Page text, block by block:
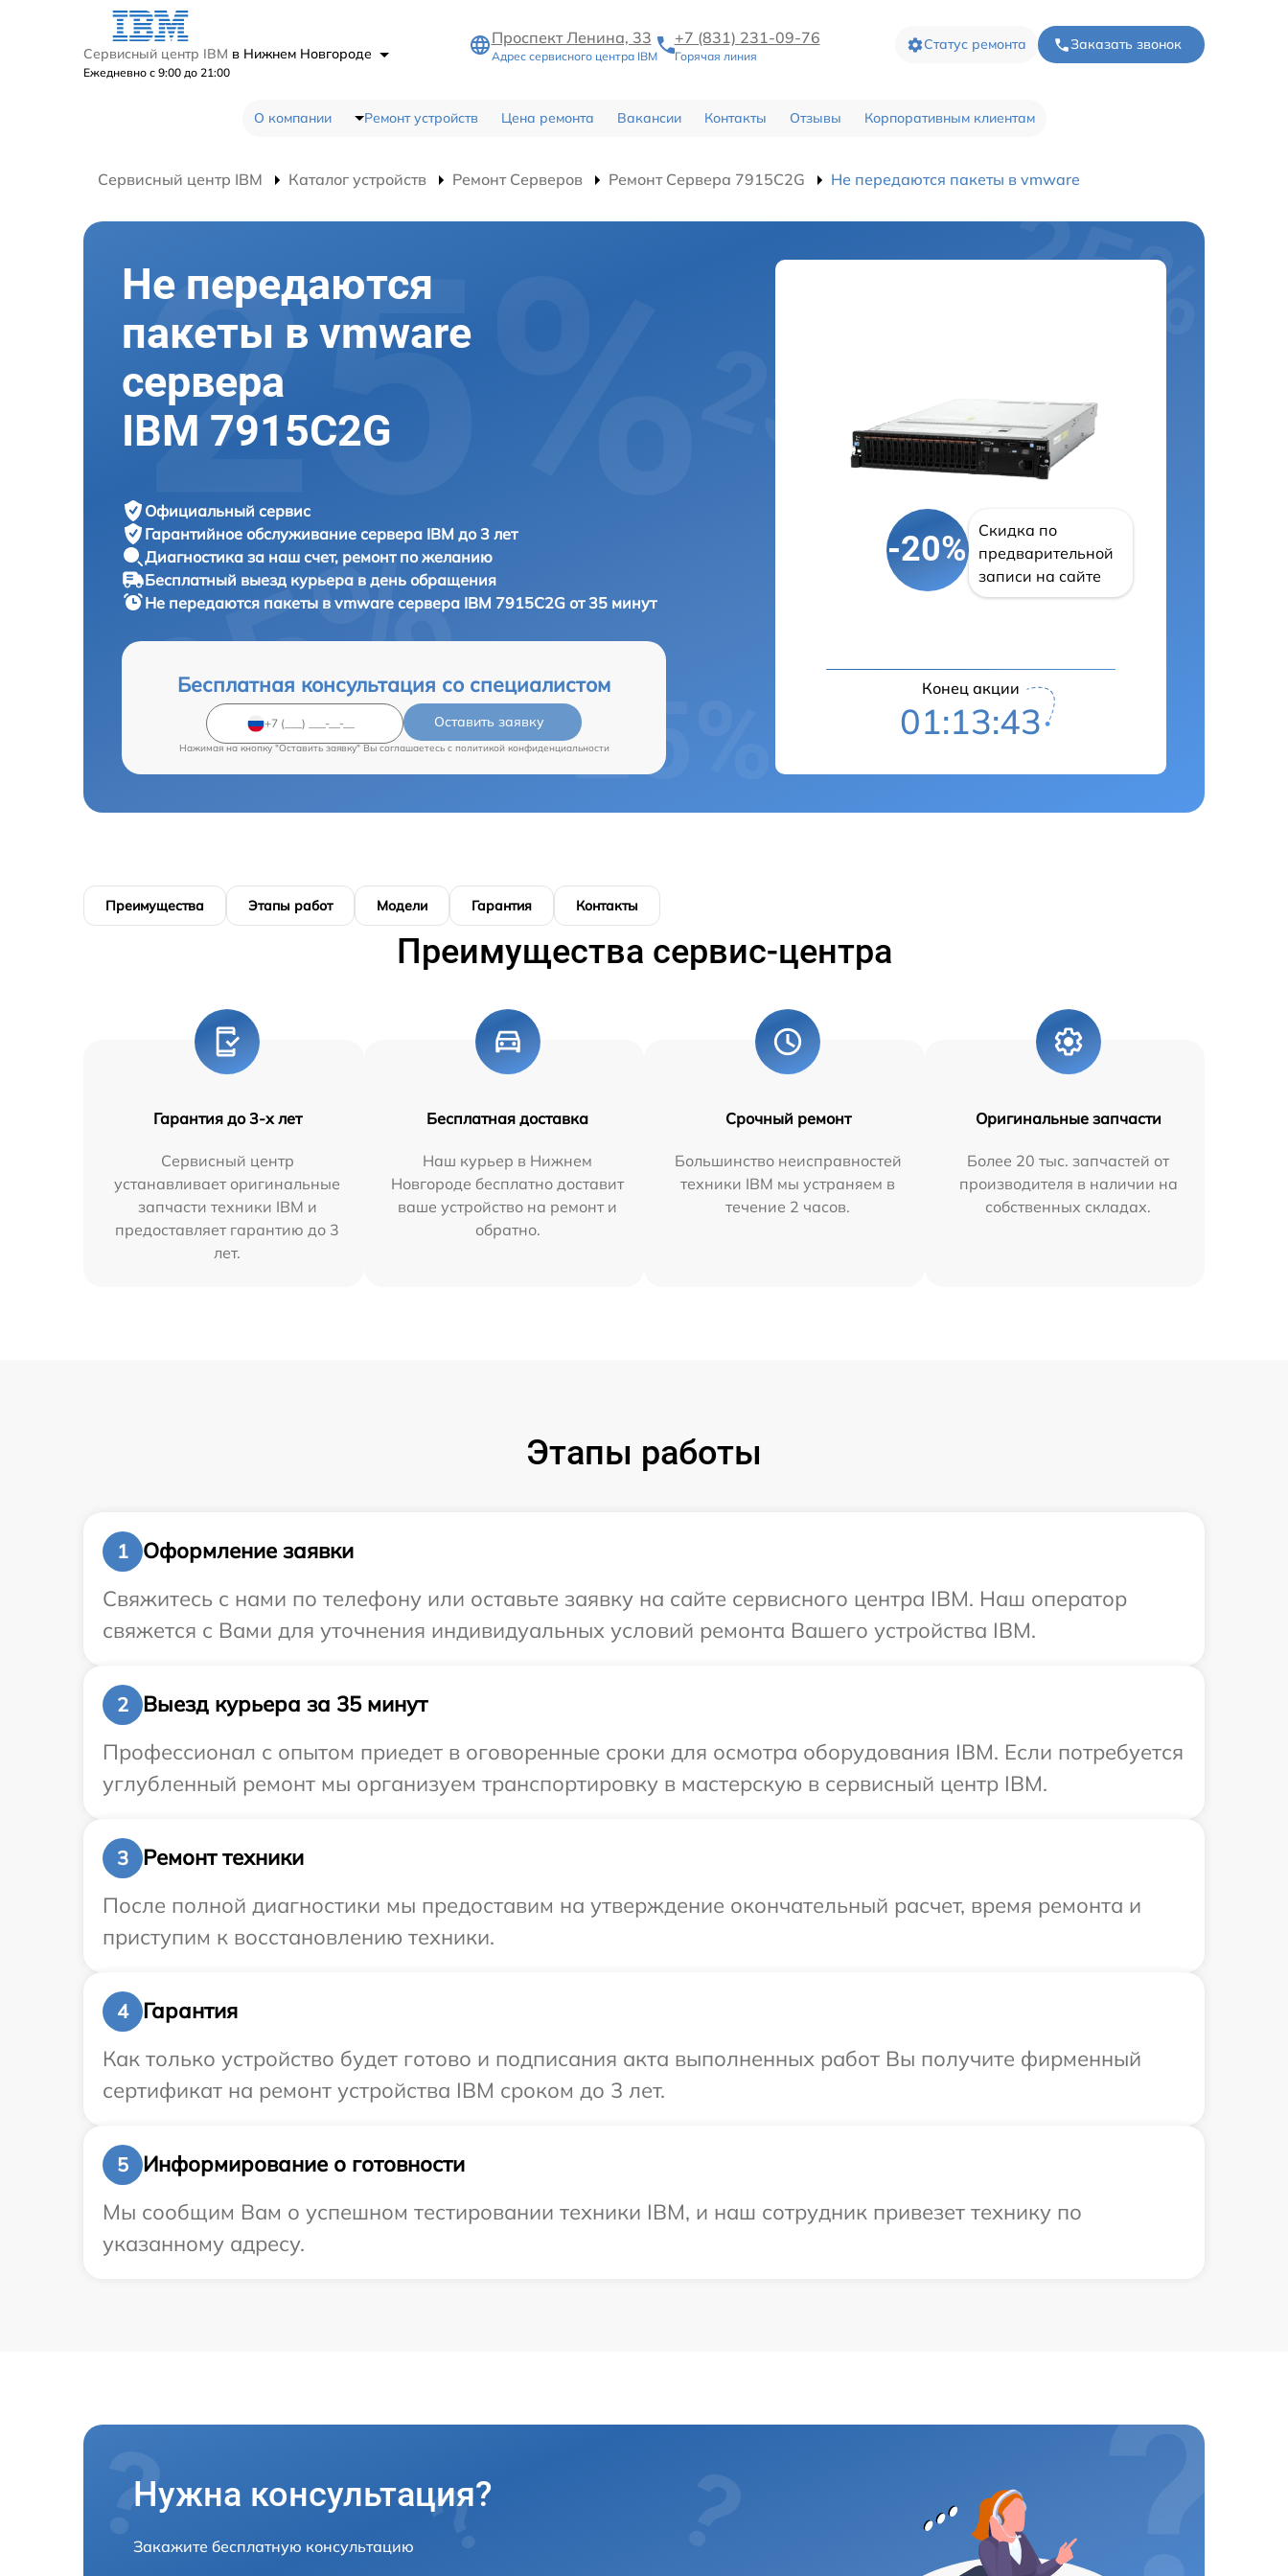
Сервисный центр IBM в Нижнем Новгороде
Ежедневно с 9:00 до 21:00
Проспект Ленина, 33
Адрес сервисного центра IBM
+7 (831) 231-09-76
Горячая линия
Статус ремонта Заказать звонок
О компании Ремонт устройств Цена ремонта Вакансии Контакты Отзывы Корпоративным клиентам
Сервисный центр IBM Каталог устройств Ремонт Серверов Ремонт Сервера 7915C2G Не передаются пакеты в vmware
Не передаются
пакеты в vmware
сервера
IBM 7915C2G
Официальный сервис
Гарантийное обслуживание сервера IBM до 3 лет
Диагностика за наш счет, ремонт по желанию
Бесплатный выезд курьера в день обращения
Не передаются пакеты в vmware сервера IBM 7915C2G от 35 минут
Бесплатная консультация со специалистом
Оставить заявку
Нажимая на кнопку "Оставить заявку" Вы соглашаетесь c политикой конфиденциальности
-20%
Скидка по
предварительной
записи на сайте
Конец акции
01:13:42
Преимущества Этапы работ Модели Гарантия Контакты
Преимущества сервис-центра
Гарантия до 3-х лет
Сервисный центр
устанавливает оригинальные
запчасти техники IBM и
предоставляет гарантию до 3
лет.
Бесплатная доставка
Наш курьер в Нижнем
Новгороде бесплатно доставит
ваше устройство на ремонт и
обратно.
Срочный ремонт
Большинство неисправностей
техники IBM мы устраняем в
течение 2 часов.
Оригинальные запчасти
Более 20 тыс. запчастей от
производителя в наличии на
собственных складах.
Этапы работы
1
Оформление заявки
Свяжитесь с нами по телефону или оставьте заявку на сайте сервисного центра IBM. Наш оператор
свяжется с Вами для уточнения индивидуальных условий ремонта Вашего устройства IBM.
2
Выезд курьера за 35 минут
Профессионал с опытом приедет в оговоренные сроки для осмотра оборудования IBM. Если потребуется
углубленный ремонт мы организуем транспортировку в мастерскую в сервисный центр IBM.
3
Ремонт техники
После полной диагностики мы предоставим на утверждение окончательный расчет, время ремонта и
приступим к восстановлению техники.
4
Гарантия
Как только устройство будет готово и подписания акта выполненных работ Вы получите фирменный
сертификат на ремонт устройства IBM сроком до 3 лет.
5
Информирование о готовности
Мы сообщим Вам о успешном тестировании техники IBM, и наш сотрудник привезет технику по
указанному адресу.
Нужна консультация?
Закажите бесплатную консультацию